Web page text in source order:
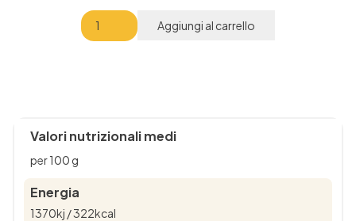
Sulla
-
Aggiungi al carrello
Valori nutrizionali medi
per 100 g
Energia
1370kj / 322kcal